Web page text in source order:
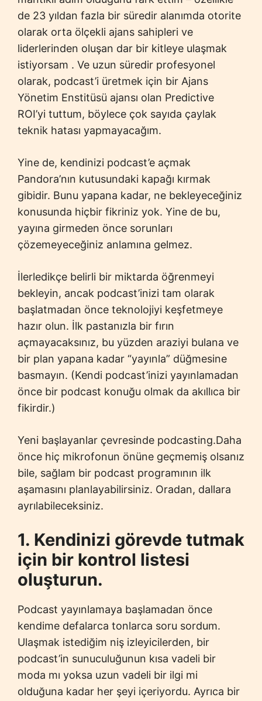
de 23 yıldan fazla bir süredir alanımda otorite
olarak orta ölçekli ajans sahipleri ve
liderlerinden oluşan dar bir kitleye ulaşmak
istiyorsam . Ve uzun süredir profesyonel
olarak, podcast’i üretmek için bir Ajans
Yönetim Enstitüsü ajansı olan Predictive
ROI’yi tuttum, böylece çok sayıda çaylak
teknik hatası yapmayacağım.
Yine de, kendinizi podcast’e açmak
Pandora’nın kutusundaki kapağı kırmak
gibidir. Bunu yapana kadar, ne bekleyeceğiniz
konusunda hiçbir fikriniz yok. Yine de bu,
yayına girmeden önce sorunları
çözemeyeceğiniz anlamına gelmez.
İlerledikçe belirli bir miktarda öğrenmeyi
bekleyin, ancak podcast’inizi tam olarak
başlatmadan önce teknolojiyi keşfetmeye
hazır olun. İlk pastanızla bir fırın
açmayacaksınız, bu yüzden araziyi bulana ve
bir plan yapana kadar “yayınla” düğmesine
basmayın. (Kendi podcast’inizi yayınlamadan
önce bir podcast konuğu olmak da akıllıca bir
fikirdir.)
Yeni başlayanlar çevresinde podcasting.Daha
önce hiç mikrofonun önüne geçmemiş olsanız
bile, sağlam bir podcast programının ilk
aşamasını planlayabilirsiniz. Oradan, dallara
ayrılabileceksiniz.
1. Kendinizi görevde tutmak
için bir kontrol listesi
oluşturun.
Podcast yayınlamaya başlamadan önce
kendime defalarca tonlarca soru sordum.
Ulaşmak istediğim niş izleyicilerden, bir
podcast’in sunuculuğunun kısa vadeli bir
moda mı yoksa uzun vadeli bir ilgi mi
olduğuna kadar her şeyi içeriyordu. Ayrıca bir